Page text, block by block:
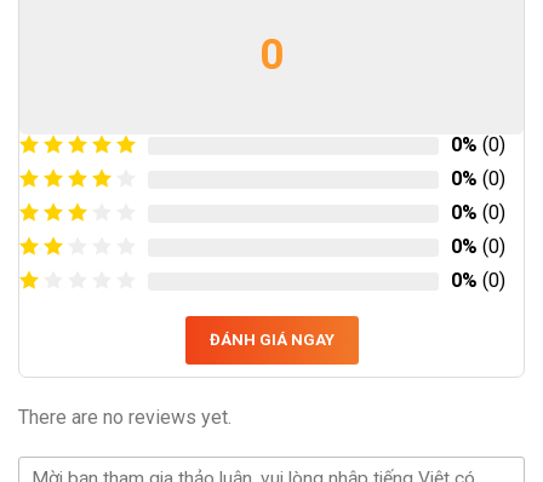
0
0% (0)
0% (0)
0% (0)
0% (0)
0% (0)
ĐÁNH GIÁ NGAY
There are no reviews yet.